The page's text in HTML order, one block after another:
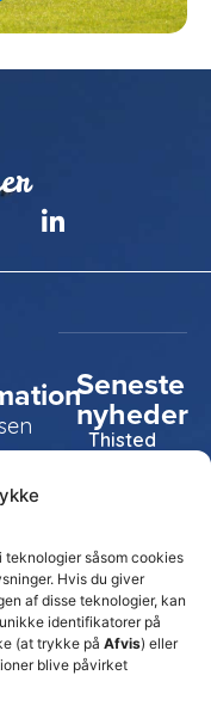
teknologier såsom cookies
Hvis du giver
af disse teknologier, kan
identifikatorer på
(at trykke på Afvis) eller
blive påvirket
Seneste
nyheder
Thisted
for at
sikre
klubbens
fremtid
15. juli 2026